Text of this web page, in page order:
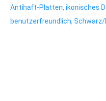
Antihaft-Platten, ikonisches
benutzerfreundlich, Schwarz/